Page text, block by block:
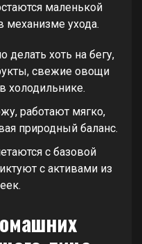
маленькой
механизме ухода.
хоть на бегу,
свежие овощи
холодильнике.
работают мягко,
природный баланс.
с базовой
с активами из